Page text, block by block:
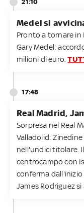
Medel si
Pronto a tornare
Gary Medel:
milioni di euro.
17:48
Real Madrid,
Sorpresa nel Real
Valladolid:
nell'undici titolare.
centrocampo con
conferma dall'inizio
James Rodriguez